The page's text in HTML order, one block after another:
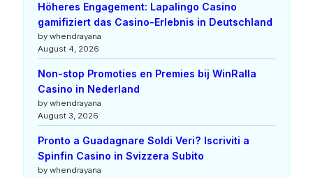
Höheres Engagement: Lapalingo Casino
gamifiziert das Casino-Erlebnis in Deutschland
by whendrayana
August 4, 2026
Non-stop Promoties en Premies bij WinRalla
Casino in Nederland
by whendrayana
August 3, 2026
Pronto a Guadagnare Soldi Veri? Iscriviti a
Spinfin Casino in Svizzera Subito
by whendrayana